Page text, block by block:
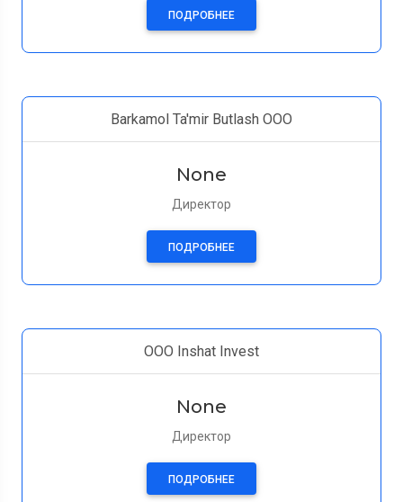
ПОДРОБНЕЕ
Barkamol Ta'mir Butlash OOO
None
Директор
ПОДРОБНЕЕ
ООО Inshat Invest
None
Директор
ПОДРОБНЕЕ